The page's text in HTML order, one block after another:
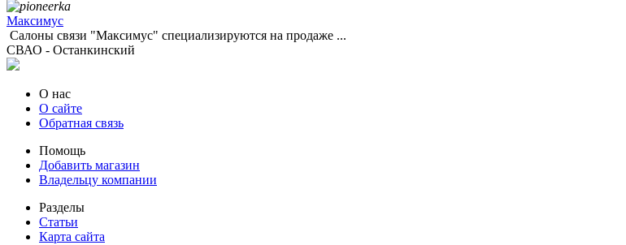
Максимус
Салоны связи "Максимус" специализируются на продаже ...
СВАО - Останкинский
О нас
О сайте
Обратная связь
Помощь
Добавить магазин
Владельцу компании
Разделы
Статьи
Карта сайта